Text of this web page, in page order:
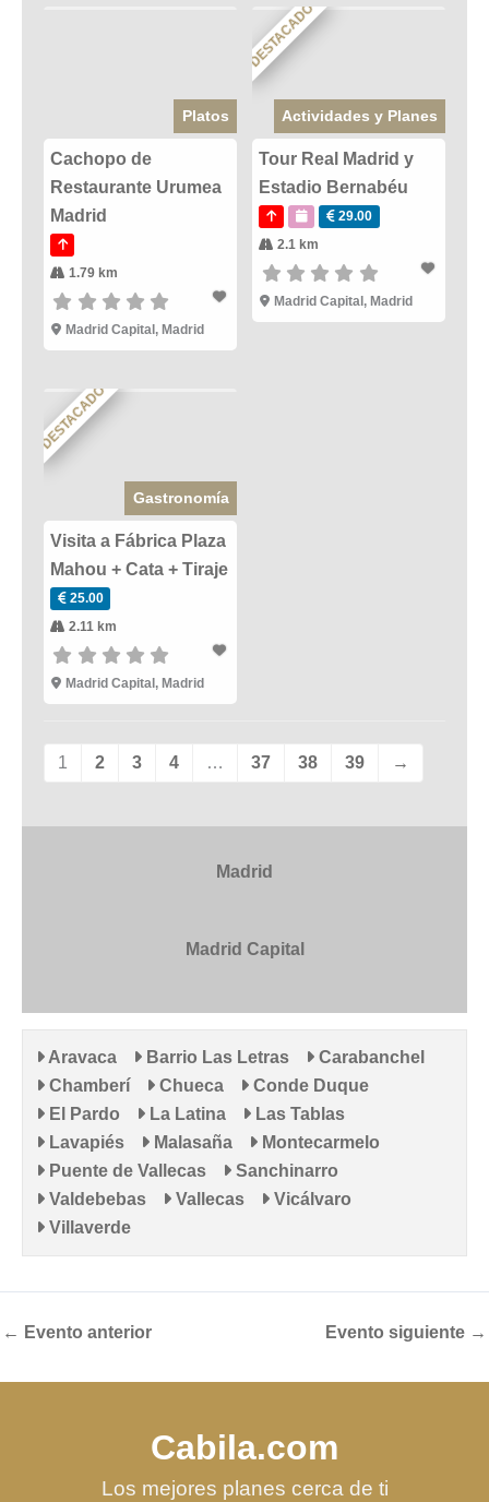
Platos
Cachopo de
Restaurante Urumea
Madrid
1.79 km
Madrid Capital , Madrid
DESTACADO
Actividades y Planes
Tour Real Madrid y
Estadio Bernabéu
29.00
2.1 km
Madrid Capital , Madrid
DESTACADO
Gastronomía
Visita a Fábrica Plaza
Mahou + Cata + Tiraje
25.00
2.11 km
Madrid Capital , Madrid
1 2 3 4 … 37 38 39 →
Madrid
Madrid Capital
Aravaca Barrio Las Letras
Carabanchel
Chamberí
Chueca
Conde Duque
El Pardo
La Latina
Las Tablas
Lavapiés
Malasaña
Montecarmelo
Puente de Vallecas
Sanchinarro
Valdebebas
Vallecas
Vicálvaro
Villaverde
← Evento anterior Evento siguiente →
Cabila.com
Los mejores planes cerca de ti